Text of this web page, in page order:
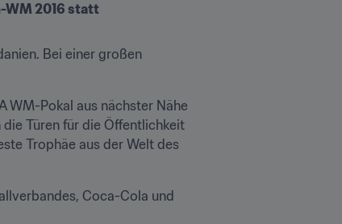
WM 2016 statt
Bei einer großen
WM-Pokal aus nächster Nähe
Türen für die Öffentlichkeit
Trophäe aus der Welt des
Coca-Cola und